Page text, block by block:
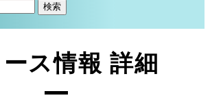
検索
ース情報 詳細